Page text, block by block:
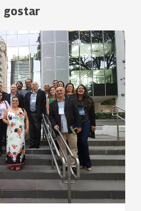
gostar